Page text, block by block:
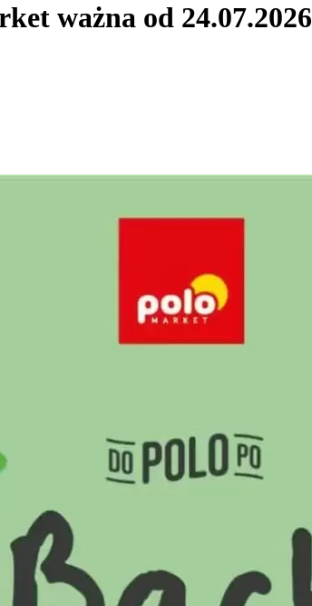
ważna od 24.07.2026